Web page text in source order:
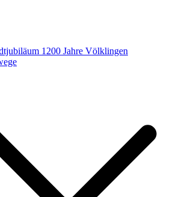
1200 Jahre Völklingen